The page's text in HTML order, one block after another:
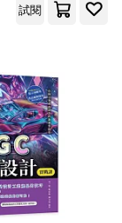
試閱